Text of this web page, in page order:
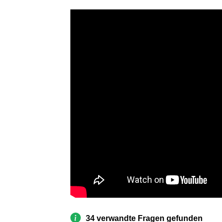
34 verwandte Fragen gefunden